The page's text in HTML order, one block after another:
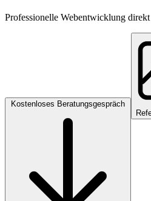
Professionelle Webentwicklung